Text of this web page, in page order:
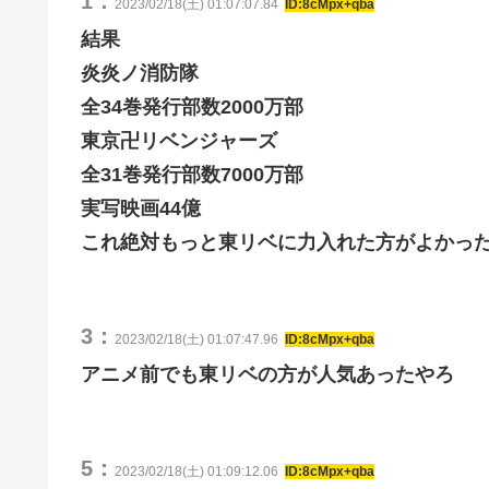
2023/02/18(土) 01:07:07.84 ID:8cMpx+qba
結果
炎炎ノ消防隊
全34巻発行部数2000万部
東京卍リベンジャーズ
全31巻発行部数7000万部
実写映画44億
これ絶対もっと東リベに力入れた方がよかっ
3： 2023/02/18(土) 01:07:47.96 ID:8cMpx+qba
アニメ前でも東リベの方が人気あったやろ
5： 2023/02/18(土) 01:09:12.06 ID:8cMpx+qba